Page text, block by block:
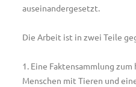
auseinandergesetzt.
Die Arbeit ist in zwei Teile
1. Eine Faktensammlung
Menschen mit Tieren und